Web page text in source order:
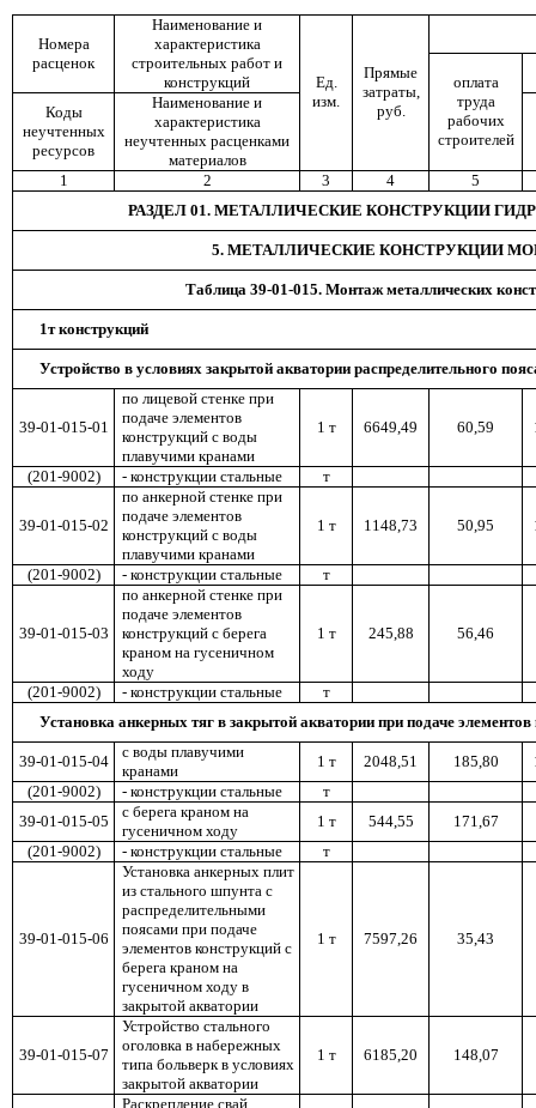
Номера
расценок
Наименование и
характеристика
строительных работ и
конструкций
Ед.
изм.
Прямые
затраты,
руб.
оплата
труда
рабочих
строителей
Коды
неучтенных
ресурсов
Наименование и
характеристика
неучтенных расценками
материалов
1
2 3 4
5
РАЗДЕЛ 01. МЕТАЛЛИЧЕСКИЕ КОНСТРУКЦИИ
5. МЕТАЛЛИЧЕСКИЕ КОНСТРУКЦИИ
Таблица 39-01-015. Монтаж металлических
1т конструкций
Устройство в условиях закрытой акватории распределительного
39-01-015-01
по лицевой стенке при
подаче элементов
конструкций с воды
плавучими кранами
1 т 6649,49 60,59
(201-9002) - конструкции стальные т
39-01-015-02
по анкерной стенке при
подаче элементов
конструкций с воды
плавучими кранами
1 т 1148,73 50,95
(201-9002) - конструкции стальные т
39-01-015-03
по анкерной стенке при
подаче элементов
конструкций с берега
краном на гусеничном
ходу
1 т 245,88 56,46
(201-9002) - конструкции стальные
т
Установка анкерных тяг в закрытой акватории при подаче элементов
39-01-015-04
с воды плавучими
кранами
1 т 2048,51 185,80
(201-9002)
- конструкции стальные
т
39-01-015-05
с берега краном на
гусеничном ходу
1 т 544,55
171,67
(201-9002)
- конструкции стальные т
39-01-015-06
Установка анкерных плит
из стального шпунта с
распределительными
поясами при подаче
элементов конструкций с
берега краном на
гусеничном ходу в
закрытой акватории
1 т 7597,26 35,43
39-01-015-07
Устройство стального
оголовка в набережных
типа больверк в условиях
закрытой акватории
1 т 6185,20 148,07
Раскрепление свай